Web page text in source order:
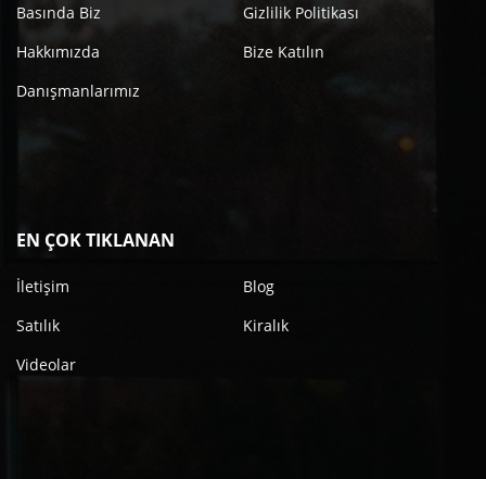
Basında Biz
Gizlilik Politikası
Hakkımızda
Bize Katılın
Danışmanlarımız
EN ÇOK TIKLANAN
İletişim
Blog
Satılık
Kiralık
Videolar